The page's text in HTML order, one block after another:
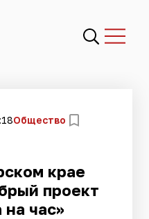
Общество
крае
проект
час»